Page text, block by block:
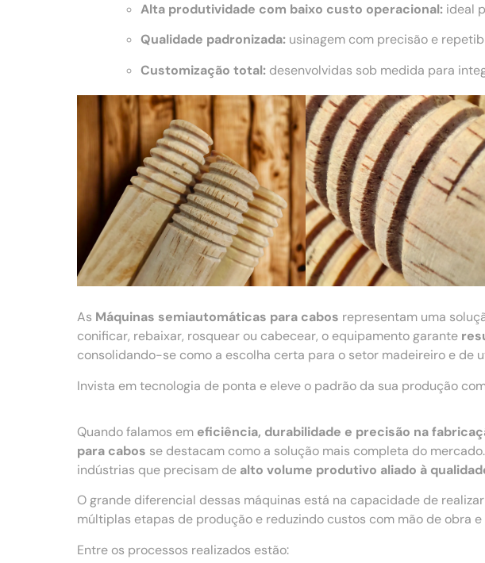
Alta produtividade com baixo custo operacional: ideal
Qualidade padronizada: usinagem com precisão e
Customização total: desenvolvidas sob medida para
As Máquinas semiautomáticas para cabos representam uma
conificar, rebaixar, rosquear ou cabecear, o equipamento garante
consolidando-se como a escolha certa para o setor madeireiro e de
Invista em tecnologia de ponta e eleve o padrão da sua produção
Quando falamos em eficiência, durabilidade e precisão na
para cabos se destacam como a solução mais completa do
indústrias que precisam de alto volume produtivo aliado à
O grande diferencial dessas máquinas está na capacidade de
múltiplas etapas de produção e reduzindo custos com mão de obra
Entre os processos realizados estão: